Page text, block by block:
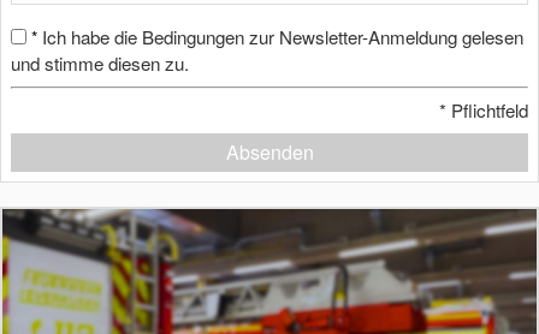
* Ich habe die Bedingungen zur Newsletter-Anmeldung gelesen
und stimme diesen zu.
* Pflichtfeld
Absenden